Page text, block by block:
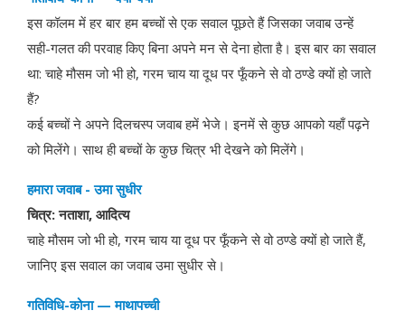
इस कॉलम में हर बार हम बच्चों से एक सवाल पूछते हैं जिसका जवाब उन्हें
सही-गलत की परवाह किए बिना अपने मन से देना होता है। इस बार का सवाल
था: चाहे मौसम जो भी हो, गरम चाय या दूध पर फूँकने से वो ठण्डे क्यों हो जाते
हैं?
कई बच्चों ने अपने दिलचस्प जवाब हमें भेजे। इनमें से कुछ आपको यहाँ पढ़ने
को मिलेंगे। साथ ही बच्चों के कुछ चित्र भी देखने को मिलेंगे।
हमारा जवाब - उमा सुधीर
चित्र: नताशा, आदित्य
चाहे मौसम जो भी हो, गरम चाय या दूध पर फूँकने से वो ठण्डे क्यों हो जाते हैं,
जानिए इस सवाल का जवाब उमा सुधीर से।
गतिविधि-कोना — माथापच्ची